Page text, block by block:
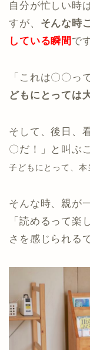
自分が忙しい時
すが、 そんな時
している瞬間 で
「これは〇〇っ
どもにとっては
そして、後日、
〇だ！」と叫ぶ
子どもにとって、本
そんな時、親が
「読めるって楽
さを感じられる